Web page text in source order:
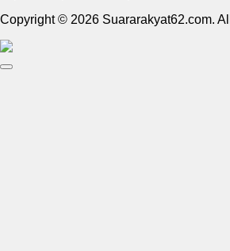
Copyright © 2026 Suararakyat62.com.